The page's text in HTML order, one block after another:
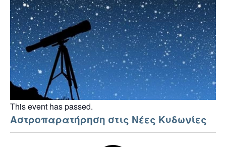
This event has passed.
Αστροπαρατήρηση στις Νέες Κυδωνίες